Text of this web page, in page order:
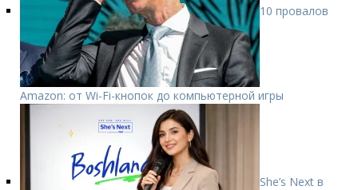
10 провалов
Amazon: от Wi-Fi-кнопок до компьютерной игры
She’s Next в